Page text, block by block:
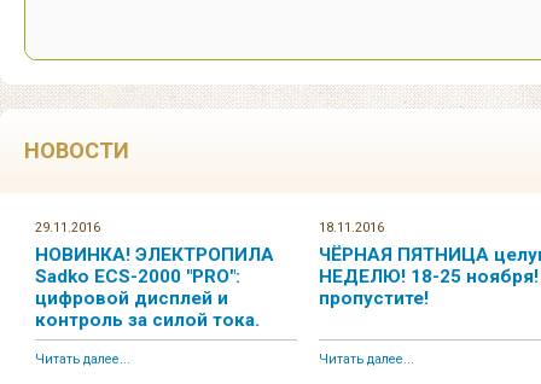
НОВОСТИ
29.11.2016
НОВИНКА! ЭЛЕКТРОПИЛА
Sadko ECS-2000 "PRO":
цифровой дисплей и
контроль за силой тока.
Читать далее...
18.11.2016
ЧЁРНАЯ ПЯТНИЦА
НЕДЕЛЮ! 18-25
пропустите!
Читать далее...